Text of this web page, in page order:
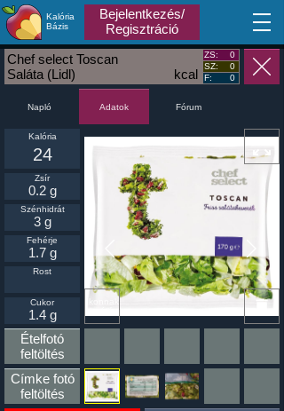
Kalória
Bázis
Bejelentkezés/
Regisztráció
MA
kcal
Chef select Toscan
Saláta (Lidl)
ZS:
0
SZ:
0
F:
0
Napló Adatok Fórum
Kalória
24
Zsír
0.2 g
Szénhidrát
3 g
Fehérje
1.7 g
Rost
Cukor
1.4 g
Ételfotó
feltöltés
Címke fotó
feltöltés